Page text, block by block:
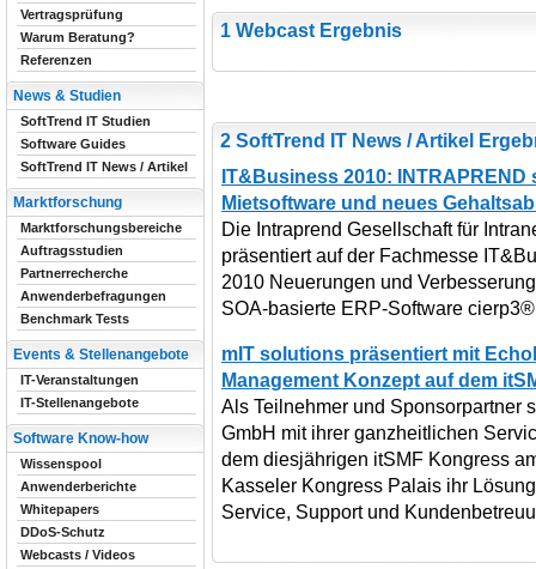
1 Webcast Ergebnis
2 SoftTrend IT News / Artikel
IT&Business 2010:
Mietsoftware und neues
Die Intraprend Gesellschaft für
präsentiert auf der Fachmesse
2010 Neuerungen und
SOA-basierte ERP-Software
mIT solutions präsentiert mit
Management Konzept auf dem
Als Teilnehmer und Sponsorpartner
GmbH mit ihrer ganzheitlichen
dem diesjährigen itSMF Kongress
Kasseler Kongress Palais ihr
Service, Support und
Vertragsprüfung
Warum Beratung?
Referenzen
News & Studien
SoftTrend IT Studien
Software Guides
SoftTrend IT News / Artikel
Marktforschung
Marktforschungsbereiche
Auftragsstudien
Partnerrecherche
Anwenderbefragungen
Benchmark Tests
Events & Stellenangebote
IT-Veranstaltungen
IT-Stellenangebote
Software Know-how
Wissenspool
Anwenderberichte
Whitepapers
DDoS-Schutz
Webcasts / Videos